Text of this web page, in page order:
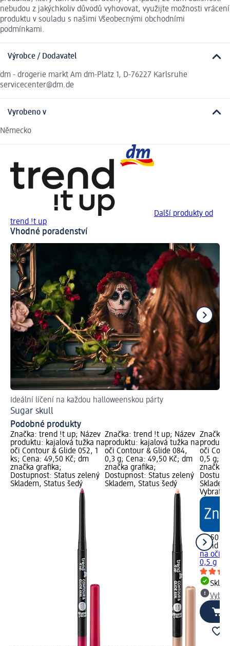
nebudou z jakýchkoliv důvodů vyhovovat, využijte možnosti vrácení
produktu v souladu s našimi Všeobecnými obchodními
podmínkami.
Výrobce / Dodavatel
dm - drogerie markt Am dm-Platz 1, D-76227 Karlsruhe
servicecenter@dm.de
Vyrobeno v
Německo
Další produkty od
trend !t up
Vhodné poradenství
Ideální líčení na každou halloweenskou párty
Sugar skull
Podobné produkty
Značka: trend !t up; Název
produktu: kajalová tužka na
oči Contour & Glide 052, 1
ks; Cena: 49,50 Kč; dm
značka grafika;
Dostupnost: Status zelený
Skladem, Status šedý
Značka: trend !t up; Název
produktu: kajalová tužka na
oči Contour & Glide 084,
0,3 g; Cena: 49,50 Kč; dm
značka grafika;
Dostupnost: Status zelený
Skladem, Status šedý
Značka:
oči
0,5 g;
značka
Vybrat
49,50 Kč
trend !t
na oči
0,5 g